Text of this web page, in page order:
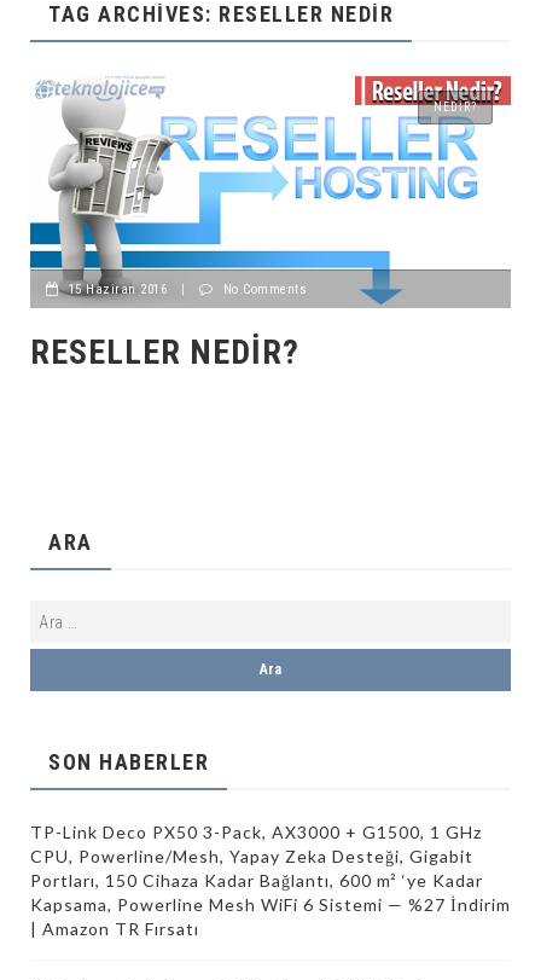
TAG ARCHIVES: RESELLER NEDIR
NEDIR?
15 Haziran 2016 No Comments
RESELLER NEDIR?
ARA
SON HABERLER
TP-Link Deco PX50 3-Pack, AX3000 + G1500, 1 GHz
CPU, Powerline/Mesh, Yapay Zeka Desteği, Gigabit
Portları, 150 Cihaza Kadar Bağlantı, 600 m² ‘ye Kadar
Kapsama, Powerline Mesh WiFi 6 Sistemi — %27 İndirim
| Amazon TR Fırsatı